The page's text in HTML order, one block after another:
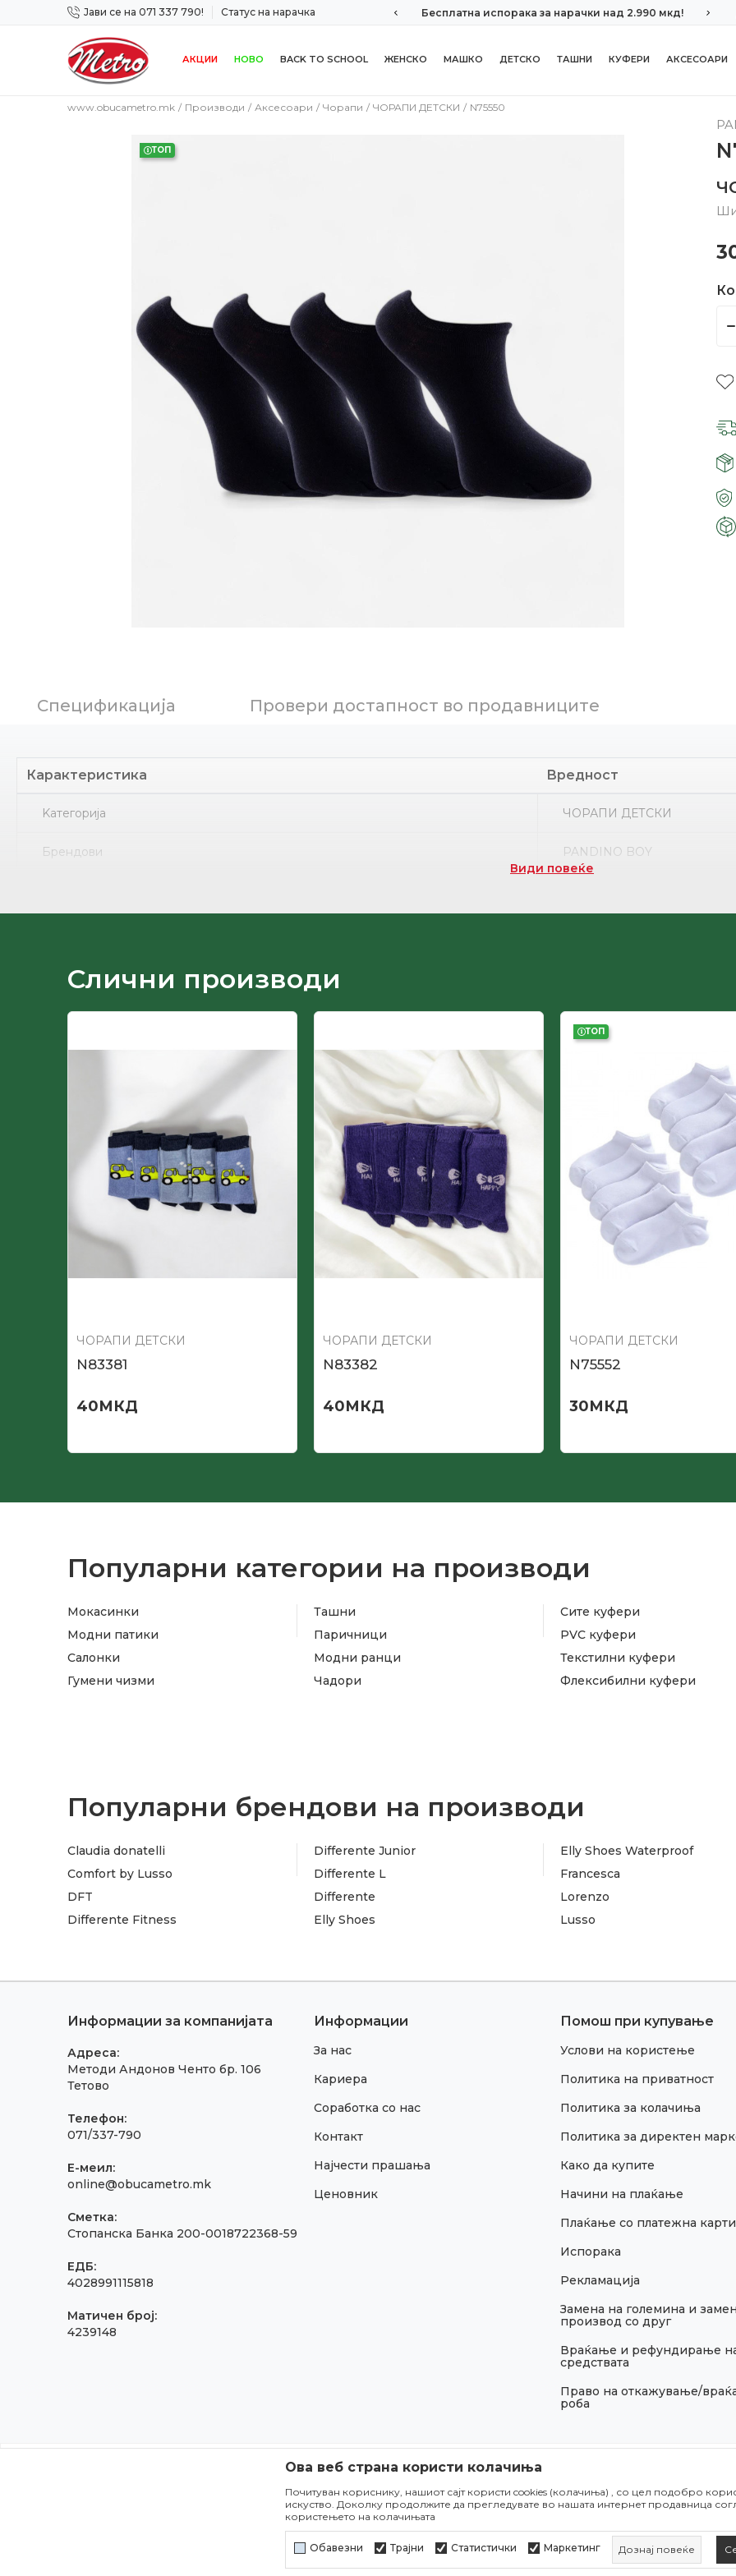
Јави се на 071 337 790! Статус на нарачка
Сигурно плаќање со платежна картичка! Бесплатна испорака за нарачки над 2.990 мкд!
АКЦИИ НОВО BACK TO SCHOOL ЖЕНСКО МАШКО ДЕТСКО ТАШНИ КУФЕРИ АКСЕСОАРИ
www.obucametro.mk Производи Аксесоари Чорапи ЧОРАПИ ДЕТСКИ N75550
ТОП
Спецификација Провери достапност во продавниците
Карактеристика Вредност
Kатегорија ЧОРАПИ ДЕТСКИ
Брендови PANDINO BOY
Види повеќе
Слични производи
ЧОРАПИ ДЕТСКИ
N83381
40МКД
ЧОРАПИ ДЕТСКИ
N83382
40МКД
ТОП
ЧОРАПИ ДЕТСКИ
N75552
30МКД
Популарни категории на производи
Мокасинки
Модни патики
Салонки
Гумени чизми
Ташни
Паричници
Модни ранци
Чадори
Сите куфери
PVC куфери
Текстилни куфери
Флексибилни куфери
Популарни брендови на производи
Claudia donatelli
Comfort by Lusso
DFT
Differente Fitness
Differente Junior
Differente L
Differente
Elly Shoes
Elly Shoes Waterproof
Francesca
Lorenzo
Lusso
Информации за компанијата
Адреса:
Методи Андонов Ченто бр. 106
Тетово
Телефон:
071/337-790
E-меил:
online@obucametro.mk
Сметка:
Стопанска Банка 200-0018722368-59
ЕДБ:
4028991115818
Матичен број:
4239148
Информации
За нас
Кариера
Соработка со нас
Контакт
Најчести прашања
Ценовник
Помош при купување
Услови на користење
Политика на приватност
Политика за колачиња
Политика за директен
Како да купите
Начини на плаќање
Плаќање со платежна
Испорака
Рекламација
Замена на големина и
производ со друг
Враќање и рефундирање
средствата
Право на откажување/
роба
Настојуваме да бидеме што попрецизни во описот на производите,прикажувањето на сликите и
дека сите информации се комплетни и без грешки. Сите артикли прикажани на сајтот се дел од нашата
се достапни во секој момент. Достапноста на производите може да се провери во некој од
Ова веб страна користи колачиња
Почитуван кориснику, нашиот сајт користи cookies (колачиња) , со цел подобро
искуство. Доколку продолжите да прегледувате во нашата интернет продавница
користењето на колачињата
Обавезни Трајни Статистички Маркетинг Дознај повеќе